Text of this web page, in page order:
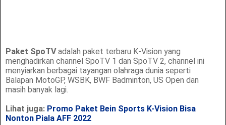
Paket SpoTVadalah paket terbaru K-Vision yang
menghadirkan channel SpoTV 1 dan SpoTV 2, channel ini
menyiarkan berbagai tayangan olahraga dunia seperti
Balapan MotoGP, WSBK, BWF Badminton, US Open dan
masih banyak lagi.
Lihat juga: Promo Paket Bein Sports K-Vision Bisa
Nonton Piala AFF 2022